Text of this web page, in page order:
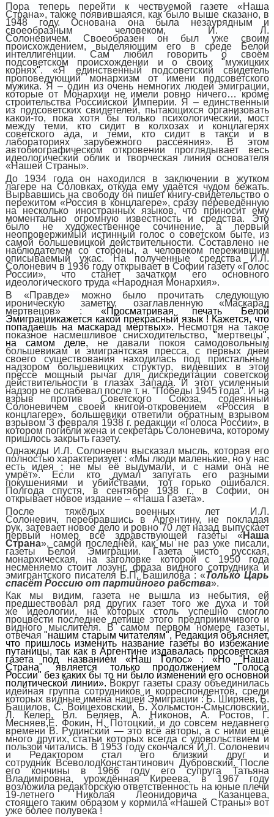
Пора теперь перейти к чествуемой газете «Наша
Страна», также появившаяся, как было выше сказано, в
1948 году. Основана она была незаурядным и
своеобразным человеком, И. Л.
Солоневичем.Своеобразен он был уже своим
происхождением, выделяющим его в среде Белой
интеллигенции. Сам любил говорить о своём
подсоветском происхождении и о своих "мужицких
корнях". «Я единственный подсоветский свидетель
проповедующий монархизм от имени подсоветского
мужика. Я – один из очень немногих людей эмиграции,
которые от Монархии не имели ровно ничего… кроме
строительства Российской Империи. Я – единственный
из подсоветских свидетелей, пытающихся организовать
какой-то, пока хотя бы только психологический, мост
между теми, кто сидит в колхозах и концлагерях
советского ада, и теми, кто сидит в такси и в
лабораториях зарубежного рассеяния». В этом
автобиографическом откровении проглядывает весь
идеологический облик и творческая линияоснователя
«Нашей Страны».
До 1934 года он находился в заключении в жутком
лагере на Соловках, откуда ему удаётся чудом бежать.
Вырвавшись на свободу он пишет книгу-свидетельство о
пережитом «Россия в концлагере», сразу переведённую
на несколько иностранных языков, что приносит ему
моментально огромную известность и средства. Это
было не художественное сочинение, а первый
неопровержимый истинный голос о советском быте, из
самой большевицкой действительности. Составлено не
наблюдателем со стороны, а человеком пережившим
описываемый ужас. На полученные средства И.Л.
Солоневич в 1936 году открывает в Софии газету «Голос
России», что станет зачатком его основного
идеологического труда «Народная Монархия».
В «Правде» можно было прочитать следующую
ироническую заметку, озаглавленную «Маскарад
мертвецов» : «Просматривая печать Белой
Эмиграциикажется какой прекрасный язык ! Кажется, что
попадаешь на маскарад мёртвых». Несмотря на такое
показное насмешливое снисходительство,"мертвецы",
на самом деле, не давали покоя самодовольным
большевикам и эмигрантская пресса, с первых дней
своего существования находилась под пристальным
надзором большевицких структур, видевших в этой
прессе мощный рычаг для дискредитации советской
действительности в глазах Запада. И этот усиленный
надзор не ослабевал после т. н. "Победы 1945 года". И на
взрыв против Советского Союза, содеянный
Солоневичем своей книгой-откровением «Россия в
концлагере», большевики ответили обратным взрывом
взрывом 3 февраля 1938 г. редакции «Голоса России», в
котором погибли жена и секретарь Солоневича, которому
пришлось закрыть газету.
Однажды И.Л. Солоневич высказал мысль, которая его
полностью характеризует : «Мы люди маленькие, но у нас
есть идея ; не мы её выдумали, и с нами она не
умрёт». Если кто думал запугать его разными
покушениями и убийствами, тот горько ошибался.
Полгода спустя, в сентябре 1938 г., в Софии, он
открывает новое издание – «Наша Газета».
После тяжёлых военных лет И.Л.
Солоневич, перебравшись в Аргентину, не покладая
рук, затевает новое дело и ровно 70 лет назад выпускает
первый номер всё здравствующей газеты «Наша
Страна», самой последней, как мы не раз уже писали,
газеты Белой Эмиграции. Газета чисто русская,
монархическая, на заголовке которой с 1950 года
несменяемо стоит лозунг, фраза видного сотрудника и
эмигрантского писателя Б.П. Башилова : «Только Царь
спасёт Россию от партийного рабства».
Как мы видим, газета не вышла из небытия, ей
предшествовал ряд других газет того же духа и той
же идеологии, на которых столь успешно смогло
процвести последнее детище этого предприимчивого и
видного мыслителя. В самом первом номере газеты,
отвечая"нашим старым читателям", Редакция объясняет,
что пришлось изменить название газеты во избежание
путаницы, так как в Аргентине издавалась просоветская
газета под названием «Наш Голос» : «Но"Наша
Страна" является только продолжением "Голоса
России" без каких бы то ни было изменений его основной
политической линии». Вокруг газеты сразу объединилась
идейная группа сотрудников и корреспондентов, среди
которых видные имена нашей Эмиграции : Б. Ширяев, Б.
Башилов, С. Войцеховский, Б. Хольмстон-Смысловский,
Л. Келер, Вл. Беляев, А. Никонов, А. Ростов, Г.
Месняев,Е. Фокин, Н. Потоцкий, и до совсем недавнего
времени В. Рудинский — это всё авторы, а с ними ещё
много других, статьи которых всегда с удовольствием и
пользой читались. В 1953 году скончался И.Л. Солоневич
и Редактором стал его близкий друг и
сотрудник ВсеволодКонстантинович Дубровский. После
его кончины в 1966 году его супруга Татьяна
Владимiровна, урождённая Киреева, в 1967 году
возложила редакторскую ответственность на юные плечи
19-летнего Николая Леонидовича Казанцева,
стоящего таким образом у кормила «Нашей Страны» вот
уже более полувека !